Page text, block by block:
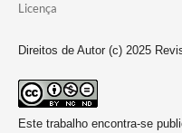
Licença
Direitos de Autor (c) 2025
Este trabalho encontra-se